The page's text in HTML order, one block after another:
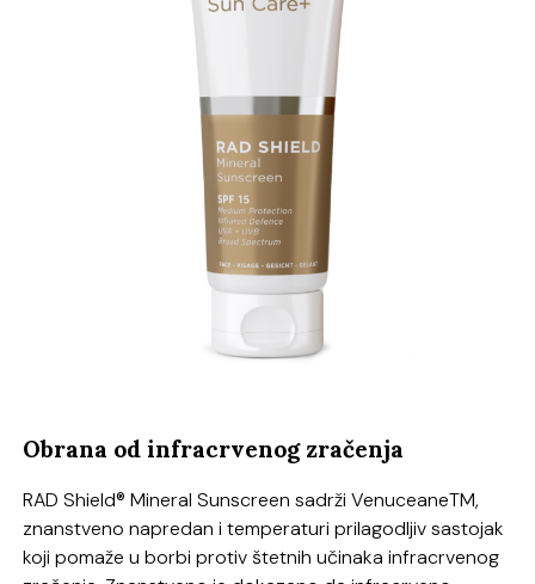
Obrana od infracrvenog zračenja
RAD Shield® Mineral Sunscreen sadrži VenuceaneTM,
znanstveno napredan i temperaturi prilagodljiv sastojak
koji pomaže u borbi protiv štetnih učinaka infracrvenog